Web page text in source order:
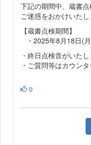
下記の期間中、蔵書点
ご迷惑をおかけいたし
【蔵書点検期間】
・2025年8月18日(
・終日点検音がいたし
・ご質問等はカウン
0